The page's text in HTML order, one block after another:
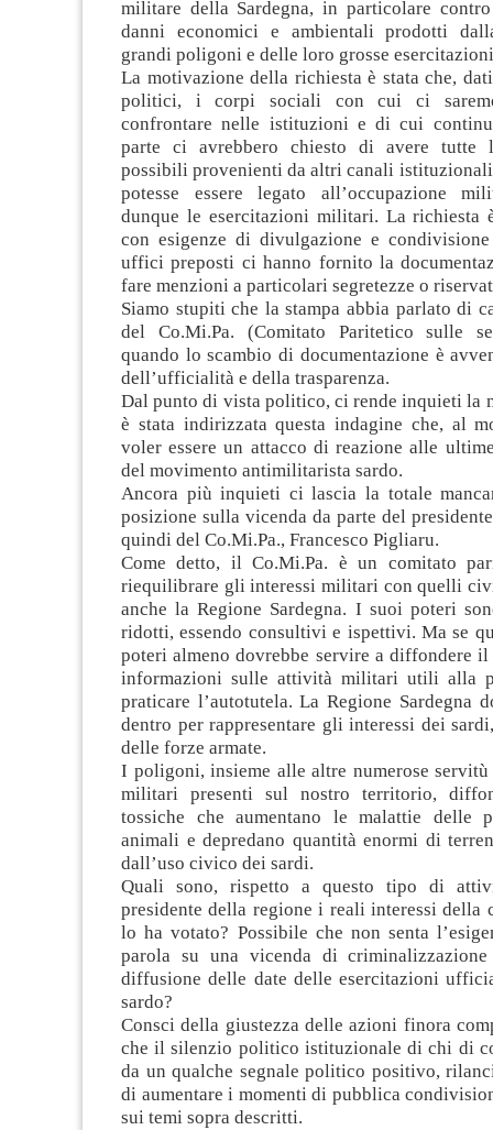
militare della Sardegna, in particolare
danni economici e ambientali prodotti
grandi poligoni e delle loro grosse
La motivazione della richiesta è stata che,
politici, i corpi sociali con cui ci
confrontare nelle istituzioni e di cui
parte ci avrebbero chiesto di avere tutte
possibili provenienti da altri canali
potesse essere legato all’occupazione
dunque le esercitazioni militari. La richiesta
con esigenze di divulgazione e
uffici preposti ci hanno fornito la
fare menzioni a particolari segretezze o
Siamo stupiti che la stampa abbia parlato di
del Co.Mi.Pa. (Comitato Paritetico sulle
quando lo scambio di documentazione è
dell’ufficialità e della trasparenza.
Dal punto di vista politico, ci rende inquieti la
è stata indirizzata questa indagine che, al
voler essere un attacco di reazione alle
del movimento antimilitarista sardo.
Ancora più inquieti ci lascia la totale
posizione sulla vicenda da parte del
quindi del Co.Mi.Pa., Francesco Pigliaru.
Come detto, il Co.Mi.Pa. è un comitato
riequilibrare gli interessi militari con quelli
anche la Regione Sardegna. I suoi poteri
ridotti, essendo consultivi e ispettivi. Ma se
poteri almeno dovrebbe servire a diffondere
informazioni sulle attività militari utili alla
praticare l’autotutela. La Regione Sardegna
dentro per rappresentare gli interessi dei
delle forze armate.
I poligoni, insieme alle altre numerose
militari presenti sul nostro territorio,
tossiche che aumentano le malattie delle
animali e depredano quantità enormi di
dall’uso civico dei sardi.
Quali sono, rispetto a questo tipo di
presidente della regione i reali interessi della
lo ha votato? Possibile che non senta
parola su una vicenda di
diffusione delle date delle esercitazioni
sardo?
Consci della giustezza delle azioni finora
che il silenzio politico istituzionale di chi di
da un qualche segnale politico positivo,
di aumentare i momenti di pubblica
sui temi sopra descritti.